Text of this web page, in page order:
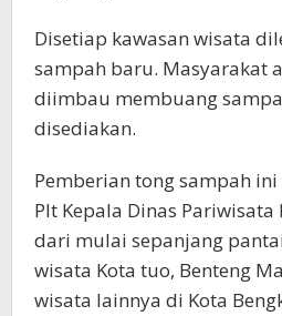
Disetiap kawasan wisata
sampah baru. Masyarakat
diimbau membuang
disediakan.
Pemberian tong sampah
Plt Kepala Dinas
dari mulai sepanjang
wisata Kota tuo, Benteng
wisata lainnya di Kota